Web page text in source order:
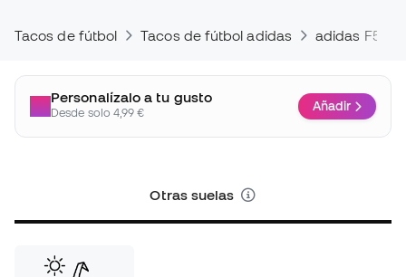
Tacos de fútbol Tacos de fútbol adidas adidas F50
Personalízalo a tu gusto
Desde solo 4,99 € Añadir
Otras suelas